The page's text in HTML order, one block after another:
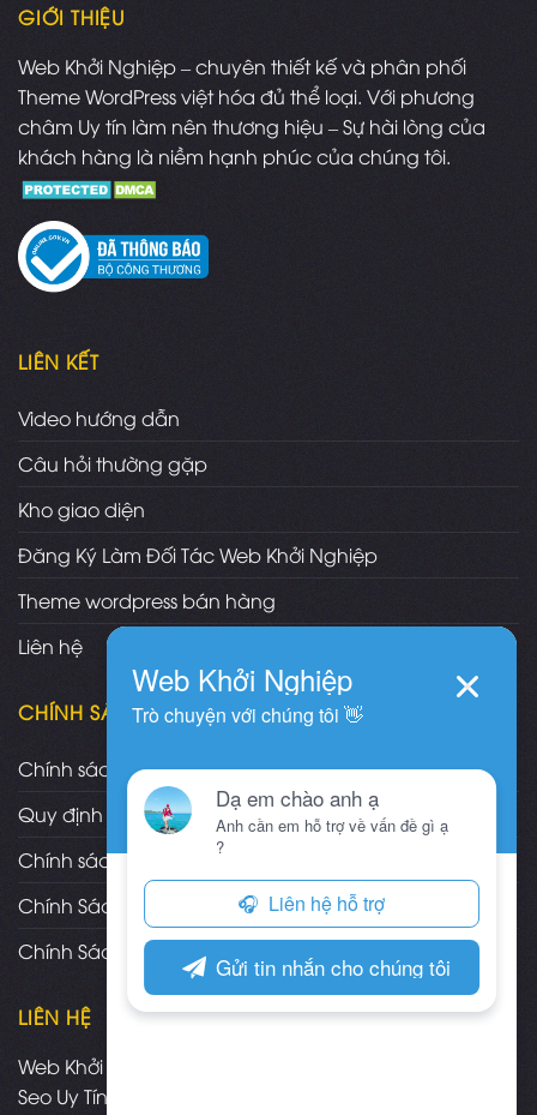
GIỚI THIỆU
Web Khởi Nghiệp – chuyên thiết kế và phân phối
Theme WordPress việt hóa đủ thể loại. Với phương
châm Uy tín làm nên thương hiệu – Sự hài lòng của
khách hàng là niềm hạnh phúc của chúng tôi.
LIÊN KẾT
Video hướng dẫn
Câu hỏi thường gặp
Kho giao diện
Đăng Ký Làm Đối Tác Web Khởi Nghiệp
Theme wordpress bán hàng
Liên hệ
CHÍNH SÁCH
Chính sách và quy định chung
Quy định và hình thức thanh toán
Chính sách vận chuyển/giao nhận/cài đặt
Chính Sách Bảo Hành, Bảo Trì Theme
Chính Sách Đổi Trả, Hoàn Tiền Sản Phẩm
LIÊN HỆ
Web Khởi Nghiệp - Mua bán theme wordpress chuẩn
Seo Uy Tín